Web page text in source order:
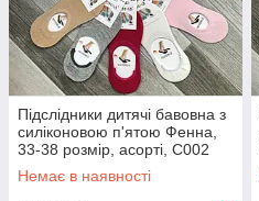
Підслідники дитячі бавовна з
силіконовою п'ятою Фенна,
33-38 розмір, асорті, C002
Немає в наявності